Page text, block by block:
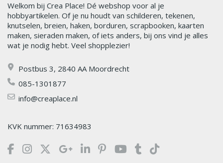
Welkom bij Crea Place! Dé webshop voor al je
hobbyartikelen. Of je nu houdt van schilderen, tekenen,
knutselen, breien, haken, borduren, scrapbooken, kaarten
maken, sieraden maken, of iets anders, bij ons vind je alles
wat je nodig hebt. Veel shopplezier!
Postbus 3, 2840 AA Moordrecht
085-1301877
info@creaplace.nl
KVK nummer: 71634983